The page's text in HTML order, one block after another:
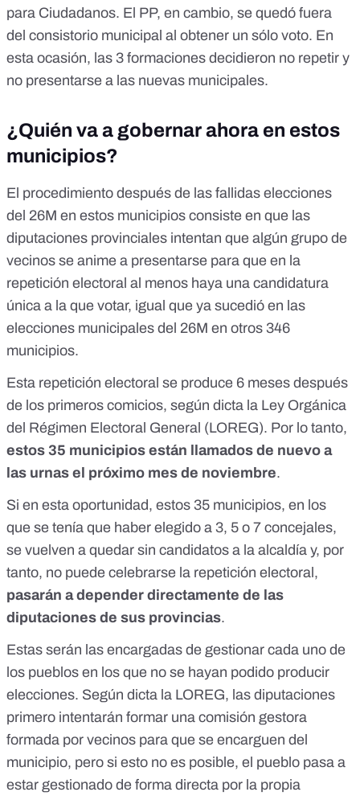
para Ciudadanos. El PP, en cambio, se quedó fuera
del consistorio municipal al obtener un sólo voto. En
esta ocasión, las 3 formaciones decidieron no repetir y
no presentarse a las nuevas municipales.
¿Quién va a gobernar ahora en estos
municipios?
El procedimiento después de las fallidas elecciones
del 26M en estos municipios consiste en que las
diputaciones provinciales intentan que algún grupo de
vecinos se anime a presentarse para que en la
repetición electoral al menos haya una candidatura
única a la que votar, igual que ya sucedió en las
elecciones municipales del 26M en otros 346
municipios.
Esta repetición electoral se produce 6 meses después
de los primeros comicios, según dicta la Ley Orgánica
del Régimen Electoral General (LOREG). Por lo tanto,
estos 35 municipios están llamados de nuevo a
las urnas el próximo mes de noviembre.
Si en esta oportunidad, estos 35 municipios, en los
que se tenía que haber elegido a 3, 5 o 7 concejales,
se vuelven a quedar sin candidatos a la alcaldía y, por
tanto, no puede celebrarse la repetición electoral,
pasarán a depender directamente de las
diputaciones de sus provincias.
Estas serán las encargadas de gestionar cada uno de
los pueblos en los que no se hayan podido producir
elecciones. Según dicta la LOREG, las diputaciones
primero intentarán formar una comisión gestora
formada por vecinos para que se encarguen del
municipio, pero si esto no es posible, el pueblo pasa a
estar gestionado de forma directa por la propia